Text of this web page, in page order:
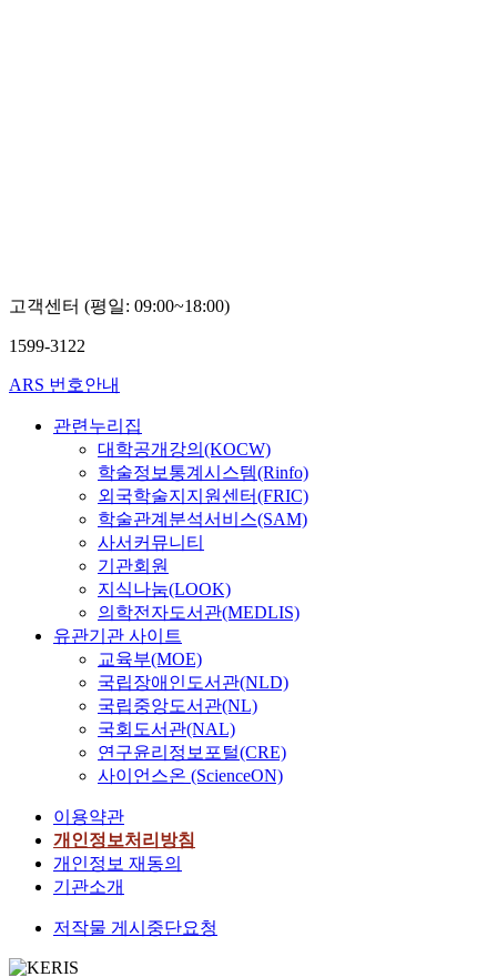
고객센터 (평일: 09:00~18:00)
1599-3122
ARS 번호안내
관련누리집
대학공개강의(KOCW)
학술정보통계시스템(Rinfo)
외국학술지지원센터(FRIC)
학술관계분석서비스(SAM)
사서커뮤니티
기관회원
지식나눔(LOOK)
의학전자도서관(MEDLIS)
유관기관 사이트
교육부(MOE)
국립장애인도서관(NLD)
국립중앙도서관(NL)
국회도서관(NAL)
연구윤리정보포털(CRE)
사이언스온 (ScienceON)
이용약관
개인정보처리방침
개인정보 재동의
기관소개
저작물 게시중단요청